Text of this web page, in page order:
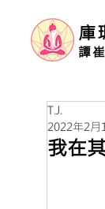
庫
譚
我在
T.J.
2022年2月